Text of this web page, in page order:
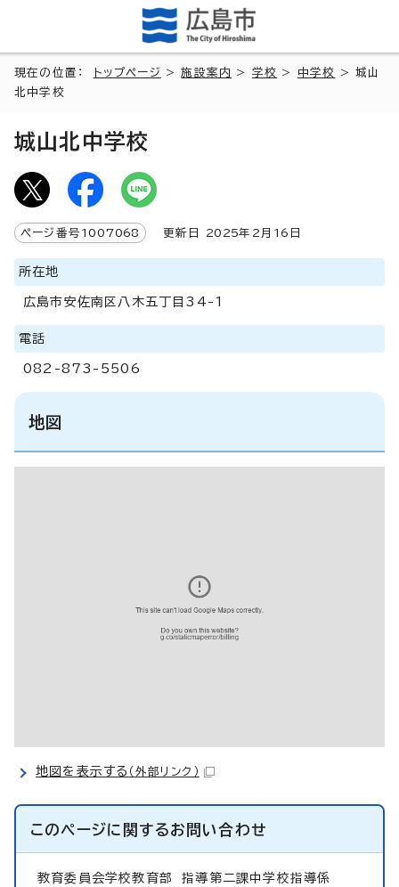
現在の位置： トップページ >施設案内 > 学校 > 中学校
> 城山
北中学校
城山北中学校
ページ番号 1007068 更新日 2025年2月 16 日
所在地
広島市安佐南区八木五丁目34-1
電話
082-873-5506
地図
地図を表示する （外部リンク）
このページに関するお問い合わせ
教育委員会学校教育部指導第二課中学校指導係